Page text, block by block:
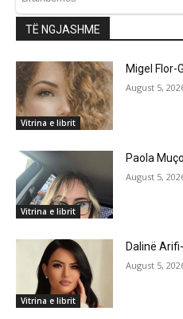
TË NGJASHME
Vitrina e librit
Migel Flor-
August 5,
Vitrina e librit
Paola
August 5,
Vitrina e librit
Dalinë
August 5,